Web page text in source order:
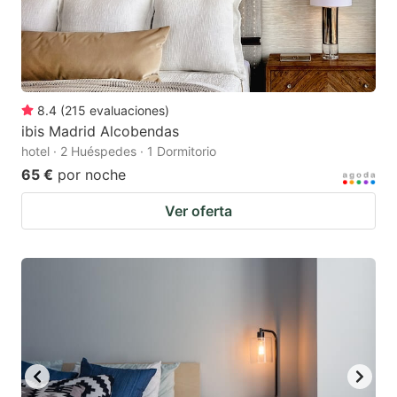
8.4 (215 evaluaciones)
ibis Madrid Alcobendas
hotel · 2 Huéspedes · 1 Dormitorio
65 € por noche
Ver oferta